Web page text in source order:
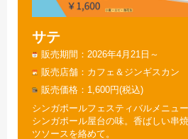
サテ
販売期間
2026年4月21日～
販売店舗
カフェ＆ジンギスカン
販売価格
1,600円(税込)
シンガポールフェスティバルメニュ
シンガポール屋台の味。香ばしい串
ツソースを絡めて。